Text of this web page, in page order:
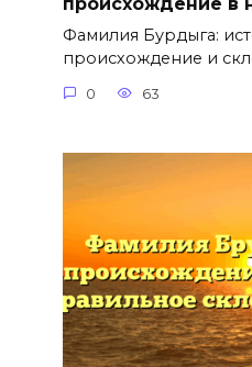
Фамилия Бурдыга:
происхождение и
0 63